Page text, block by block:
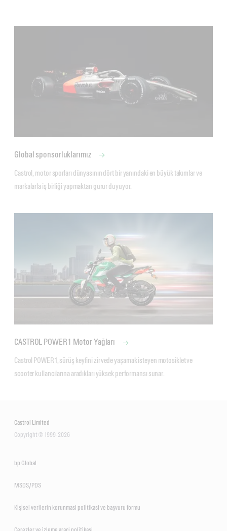
Global sponsorluklarımız
Castrol, motor sporları dünyasının dört bir yanındaki en büyük takımlar ve
markalarla iş birliği yapmaktan gurur duyuyor.
CASTROL POWER1 Motor Yağları
Castrol POWER1, sürüş keyfini zirvede yaşamak isteyen motosiklet ve
scooter kullancılarına aradıkları yüksek performansı sunar.
Castrol Limited
Copyright © 1999-2026
bp Global
MSDS/PDS
Ki̇şi̇sel veri̇leri̇n korunmasi poli̇ti̇kasi ve başvuru formu